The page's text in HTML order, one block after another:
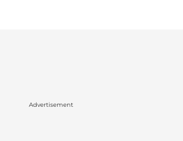
Advertisement